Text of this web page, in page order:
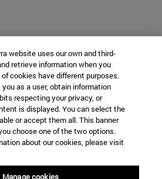
website uses our own and third-
retrieve information when you
cookies have different purposes.
as a user, obtain information
respecting your privacy, or
is displayed. You can select the
or accept them all. This banner
choose one of the two options.
about our cookies, please visit
Manage cookies